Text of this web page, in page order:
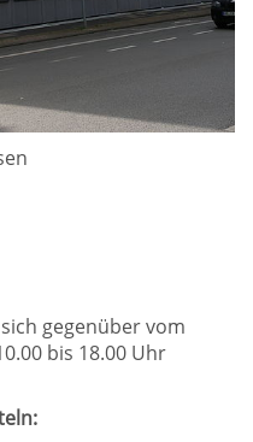
gegenüber vom
bis 18.00 Uhr